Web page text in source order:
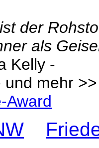
der
als
Kelly -
und mehr >>
Award